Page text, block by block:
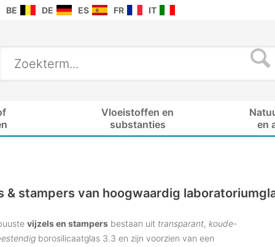
BE DE ES FR IT
Vloeistoffen en
substanties
en
& stampers van hoogwaardig
vijzels en stampers bestaan uit transparant, koude-
borosilicaatglas 3.3 en zijn voorzien van een